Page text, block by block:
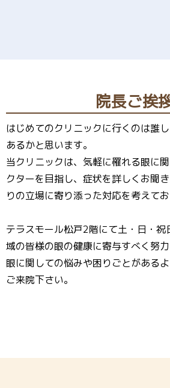
院長ご挨
はじめてのクリニックに行くのは誰
あるかと思います。
当クリニックは、気軽に罹れる眼に
クターを目指し、症状を詳しくお聞
りの立場に寄り添った対応を考えてお
テラスモール松戸2階にて土・日・
域の皆様の眼の健康に寄与すべく努力
眼に関しての悩みや困りごとがある
ご来院下さい。